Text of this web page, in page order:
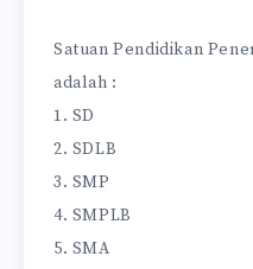
Satuan Pendidikan
adalah :
1. SD
2. SDLB
3. SMP
4. SMPLB
5. SMA